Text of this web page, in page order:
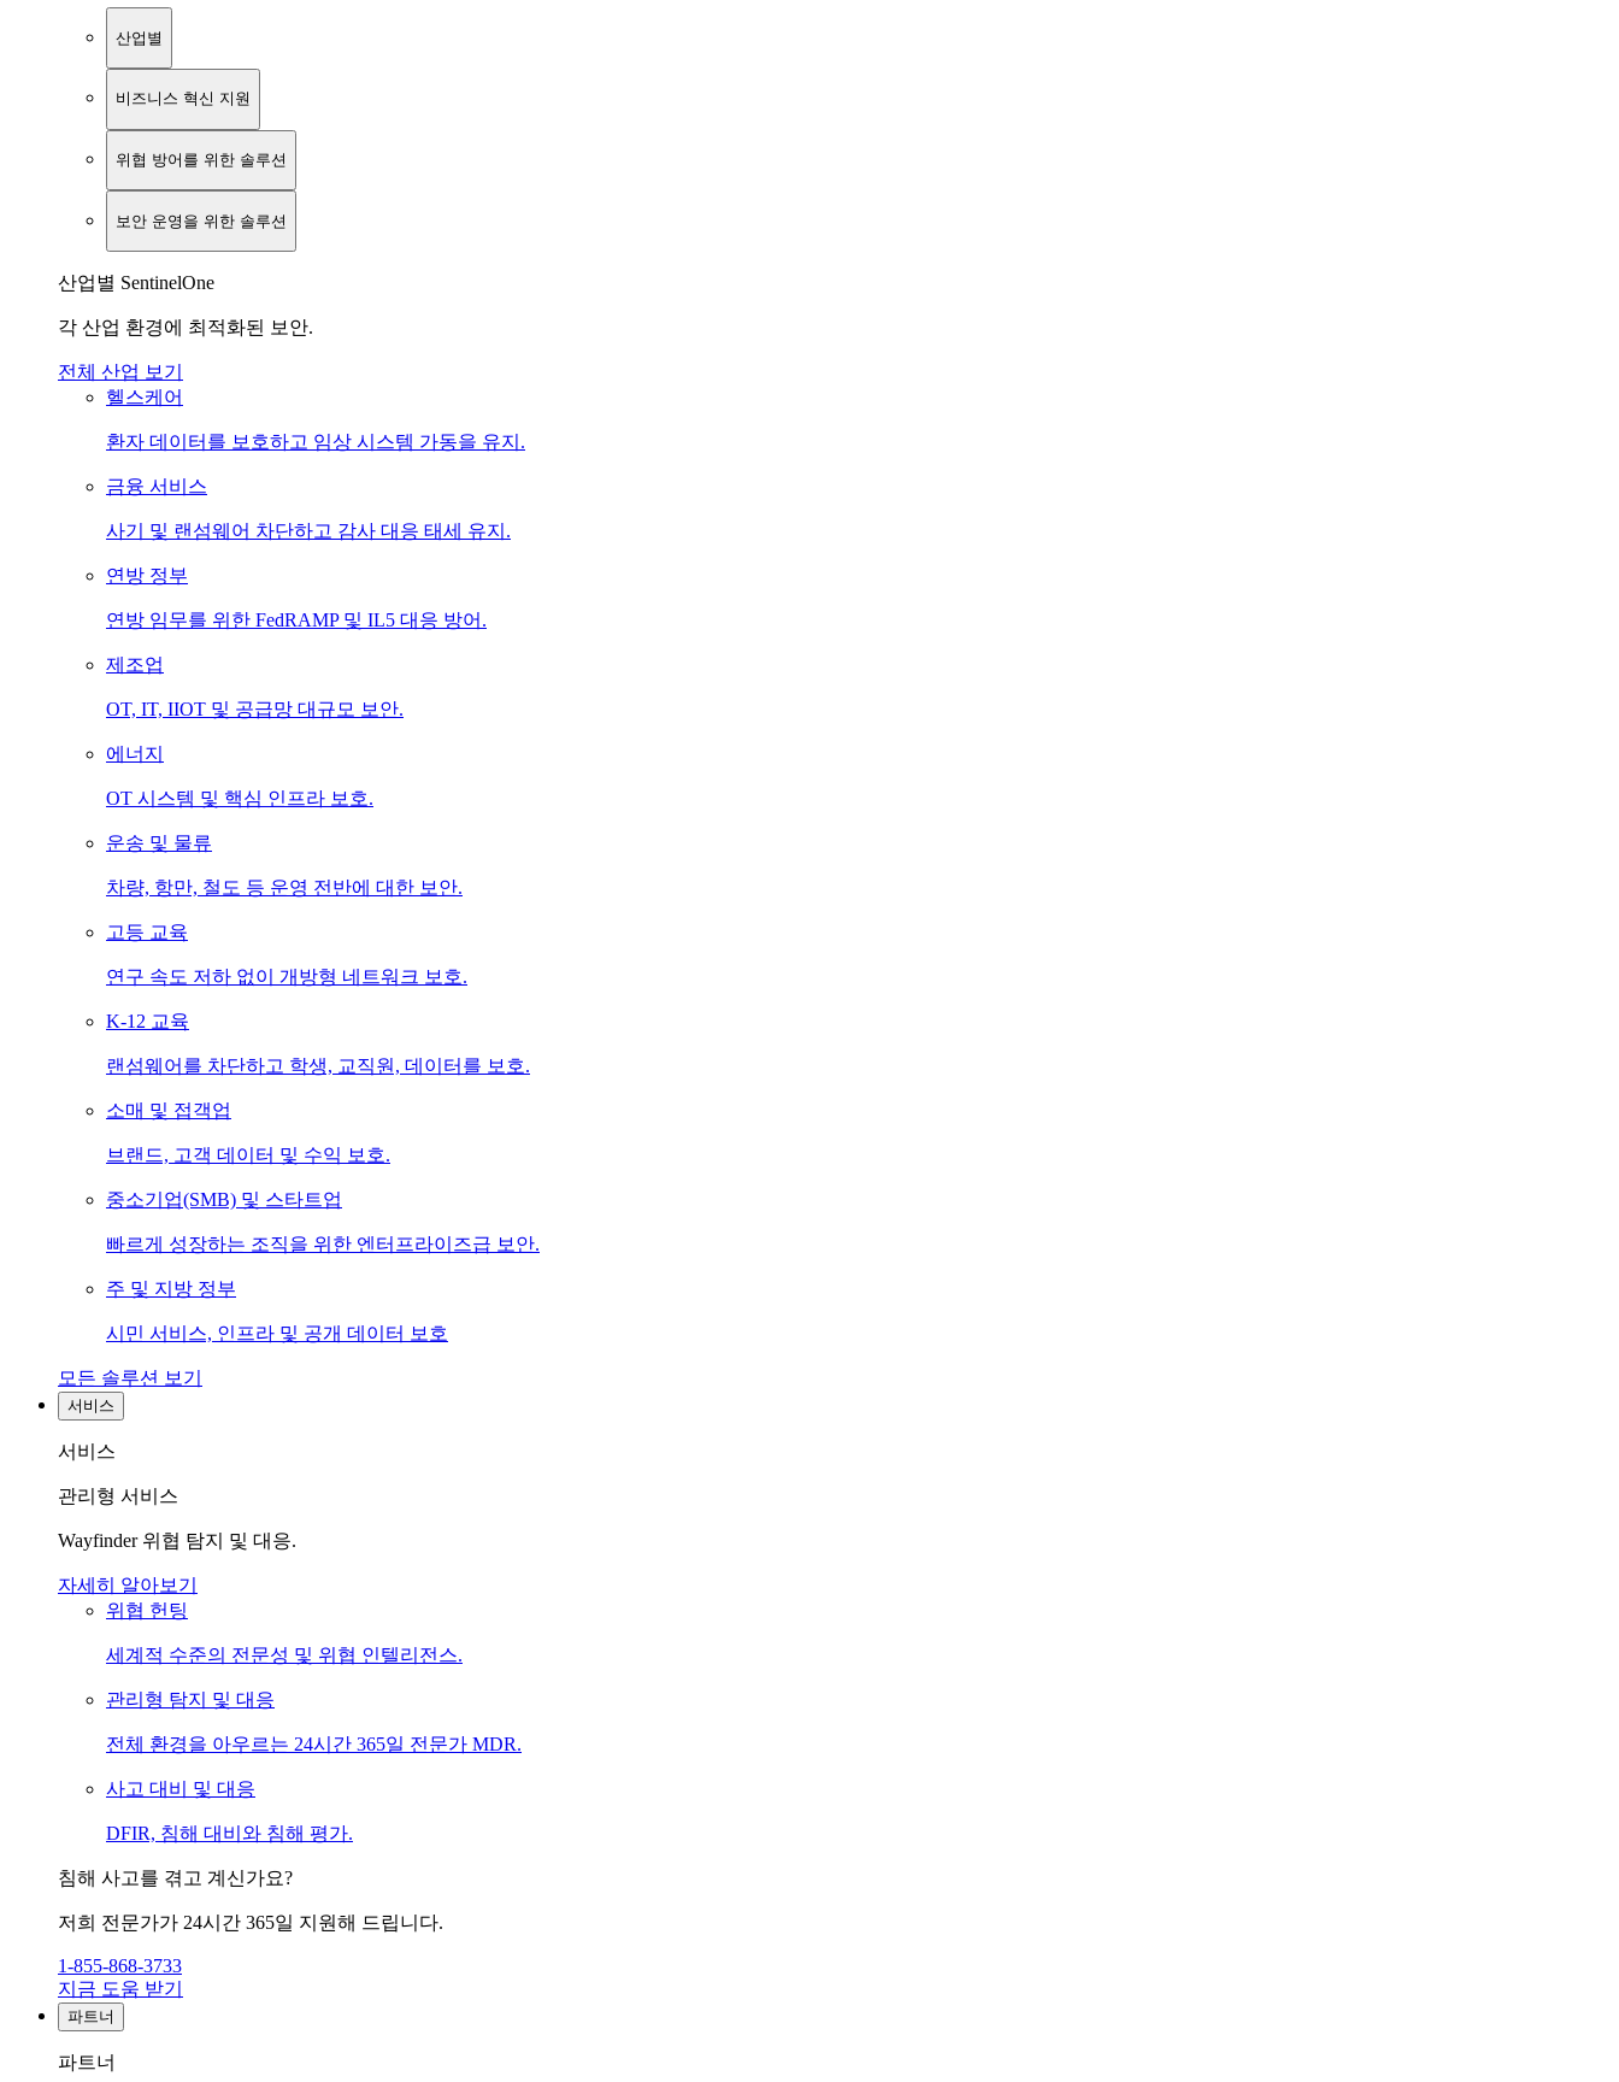
산업별
비즈니스 혁신 지원
위협 방어를 위한 솔루션
보안 운영을 위한 솔루션
산업별 SentinelOne
각 산업 환경에 최적화된 보안.
전체 산업 보기
헬스케어
환자 데이터를 보호하고 임상 시스템 가동을 유지.
금융 서비스
사기 및 랜섬웨어 차단하고 감사 대응 태세 유지.
연방 정부
연방 임무를 위한 FedRAMP 및 IL5 대응 방어.
제조업
OT, IT, IIOT 및 공급망 대규모 보안.
에너지
OT 시스템 및 핵심 인프라 보호.
운송 및 물류
차량, 항만, 철도 등 운영 전반에 대한 보안.
고등 교육
연구 속도 저하 없이 개방형 네트워크 보호.
K-12 교육
랜섬웨어를 차단하고 학생, 교직원, 데이터를 보호.
소매 및 접객업
브랜드, 고객 데이터 및 수익 보호.
중소기업(SMB) 및 스타트업
빠르게 성장하는 조직을 위한 엔터프라이즈급 보안.
주 및 지방 정부
시민 서비스, 인프라 및 공개 데이터 보호
모든 솔루션 보기
서비스
서비스
관리형 서비스
Wayfinder 위협 탐지 및 대응.
자세히 알아보기
위협 헌팅
세계적 수준의 전문성 및 위협 인텔리전스.
관리형 탐지 및 대응
전체 환경을 아우르는 24시간 365일 전문가 MDR.
사고 대비 및 대응
DFIR, 침해 대비와 침해 평가.
침해 사고를 겪고 계신가요?
저희 전문가가 24시간 365일 지원해 드립니다.
1-855-868-3733
지금 도움 받기
파트너
파트너